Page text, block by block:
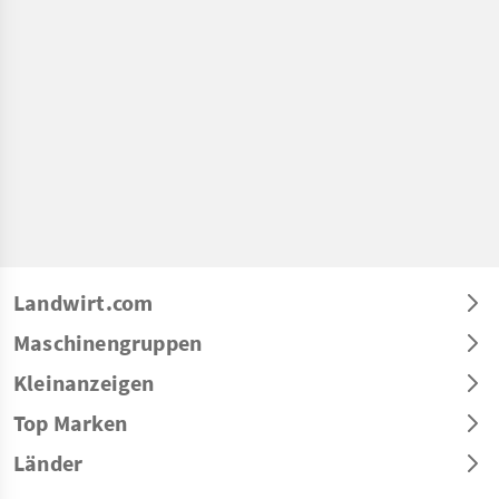
Landwirt.com
Maschinengruppen
Kleinanzeigen
Top Marken
Länder